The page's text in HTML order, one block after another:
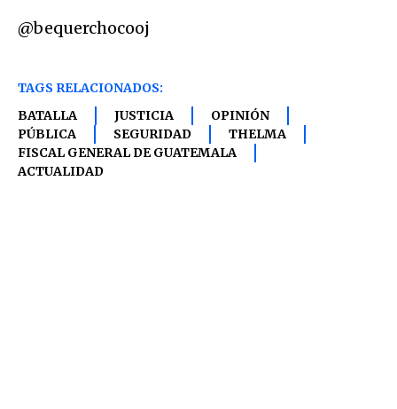
@bequerchocooj
TAGS RELACIONADOS:
BATALLA
JUSTICIA
OPINIÓN
PÚBLICA
SEGURIDAD
THELMA
FISCAL GENERAL DE GUATEMALA
ACTUALIDAD